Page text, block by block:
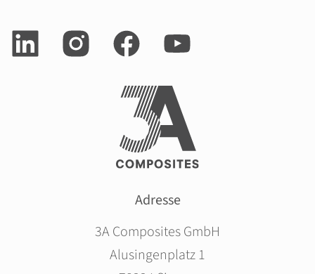
Adresse
3A Composites GmbH
Alusingenplatz 1